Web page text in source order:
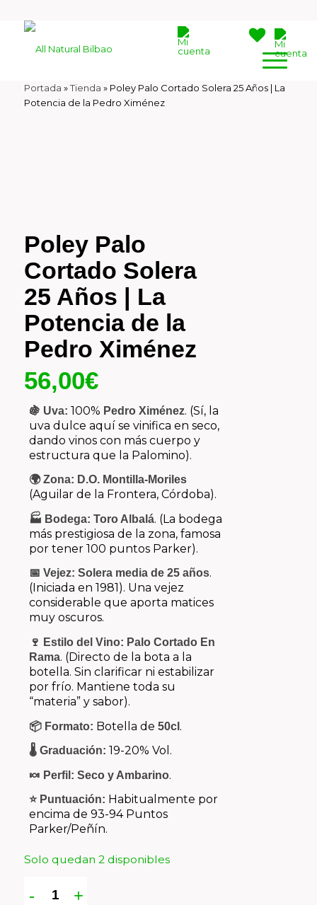
Portada »Tienda » Poley Palo Cortado Solera 25 Años | La
Potencia de la Pedro Ximénez
Poley Palo
Cortado Solera
25 Años | La
Potencia de la
Pedro Ximénez
56,00€
🍇 Uva: 100% Pedro Ximénez. (Sí, la
uva dulce aquí se vinifica en seco,
dando vinos con más cuerpo y
estructura que la Palomino).
🌍 Zona: D.O. Montilla-Moriles
(Aguilar de la Frontera, Córdoba).
🏭 Bodega: Toro Albalá. (La bodega
más prestigiosa de la zona, famosa
por tener 100 puntos Parker).
📅 Vejez: Solera media de 25 años.
(Iniciada en 1981). Una vejez
considerable que aporta matices
muy oscuros.
🍷 Estilo del Vino: Palo Cortado En
Rama. (Directo de la bota a la
botella. Sin clarificar ni estabilizar
por frío. Mantiene toda su
“materia” y sabor).
📦 Formato: Botella de 50cl .
🌡️ Graduación: 19-20% Vol.
🍬 Perfil: Seco y Ambarino.
⭐ Puntuación: Habitualmente por
encima de 93-94 Puntos
Parker/Peñín.
Solo quedan 2 disponibles